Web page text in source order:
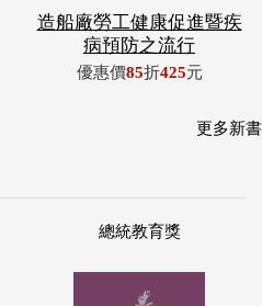
造船廠勞工健康促進暨疾
病預防之流行
優惠價85折425元
更多新書
總統教育獎